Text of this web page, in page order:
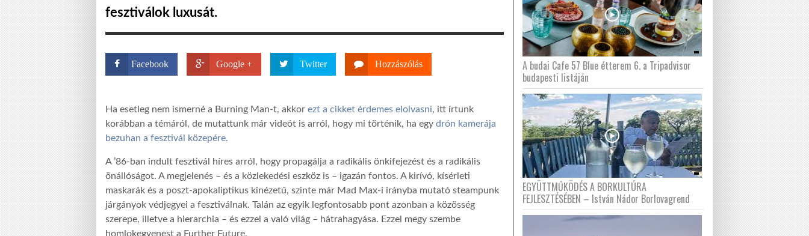
fesztiválok luxusát.
Facebook Google + Twitter Hozzászólás
Ha esetleg nem ismerné a Burning Man-t, akkor ezt a cikket érdemes elolvasni, itt írtunk
korábban a témáról, de mutattunk már videót is arról, hogy mi történik, ha egy drón kamerája
bezuhan a fesztivál közepére.
A ’86-ban indult fesztivál híres arról, hogy propagálja a radikális önkifejezést és a radikális
önállóságot. A megjelenés – és a közlekedési eszköz is – igazán fontos. A kirívó, kísérleti
maskarák és a poszt-apokaliptikus kinézetű, szinte már Mad Max-i irányba mutató steampunk
járgányok védjegyei a fesztiválnak. Talán az egyik legfontosabb pont azonban a közösség
szerepe, illetve a hierarchia – és ezzel a való világ – hátrahagyása. Ezzel megy szembe
homlokegyenest a Further Future.
A budai Cafe 57 Blue étterem 6. a Tripadvisor
budapesti listáján
EGYÜTTMŰKÖDÉS A BORKULTÚRA
FEJLESZTÉSÉBEN – István Nádor Borlovagrend